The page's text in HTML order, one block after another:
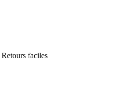
Retours faciles